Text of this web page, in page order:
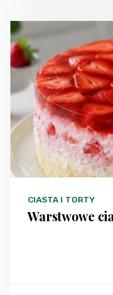
CIASTA I TORTY
Warstwowe